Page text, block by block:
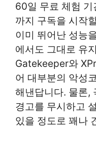
60일 무료 체험 기
까지 구독을 시작
이미 뛰어난 성능
에서도 그대로 유
Gatekeeper와
어 대부분의 악성
해낸답니다. 물론,
경고를 무시하고
있을 정도로 꽤나